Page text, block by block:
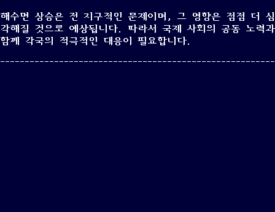
해수면 상승은 전 지구적인 문제이며, 그 영향은 점점 더 심
각해질 것으로 예상됩니다. 따라서 국제 사회의 공동 노력과
함께 각국의 적극적인 대응이 필요합니다.